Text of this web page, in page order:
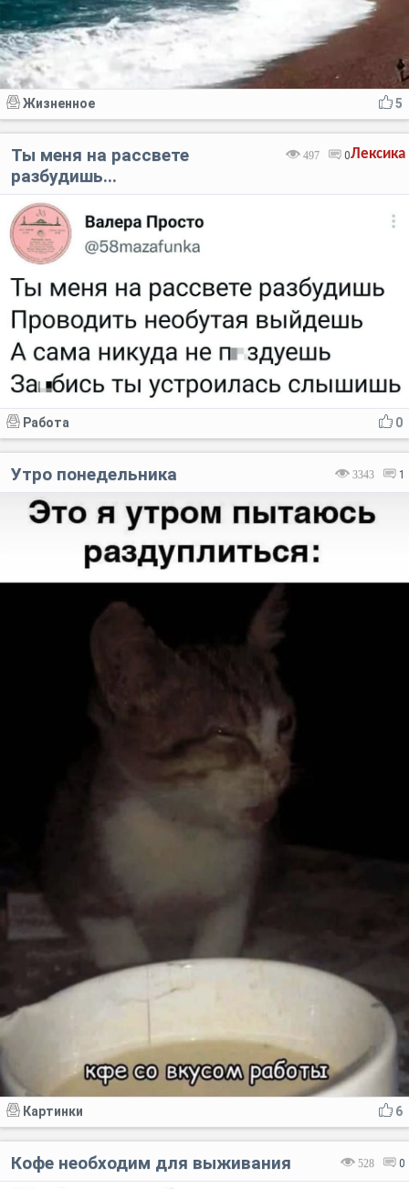
5
Жизненное
Лексика
497 0
Ты меня на рассвете
разбудишь...
0
Работа
3343 1
Утро понедельника
6
Картинки
528 0
Кофе необходим для выживания